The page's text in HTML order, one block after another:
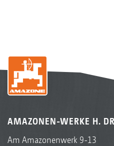
AMAZONEN-WERKE H.
Am Amazonenwerk 9-13